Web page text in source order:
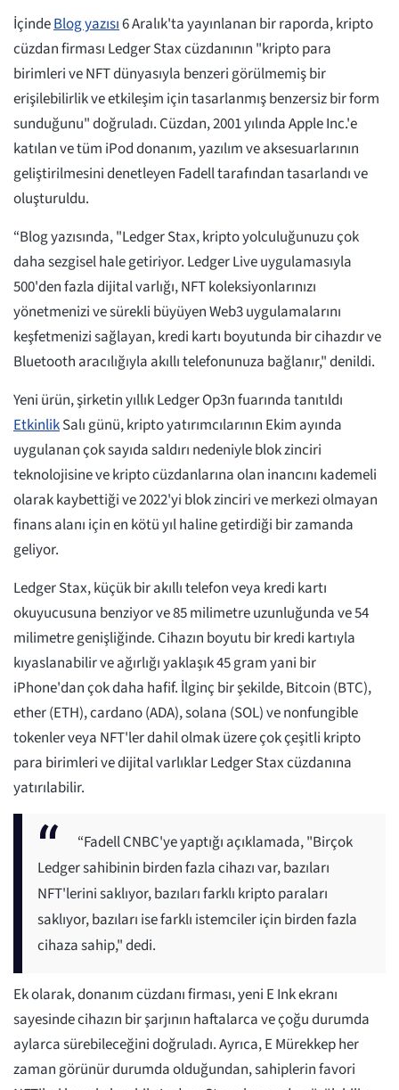
İçindeBlog yazısı6 Aralık'ta yayınlanan bir raporda, kripto
cüzdan firması Ledger Stax cüzdanının "kripto para
birimleri ve NFT dünyasıyla benzeri görülmemiş bir
erişilebilirlik ve etkileşim için tasarlanmış benzersiz bir form
sunduğunu" doğruladı. Cüzdan, 2001 yılında Apple Inc.'e
katılan ve tüm iPod donanım, yazılım ve aksesuarlarının
geliştirilmesini denetleyen Fadell tarafından tasarlandı ve
oluşturuldu.
“Blog yazısında, "Ledger Stax, kripto yolculuğunuzu çok
daha sezgisel hale getiriyor. Ledger Live uygulamasıyla
500'den fazla dijital varlığı, NFT koleksiyonlarınızı
yönetmenizi ve sürekli büyüyen Web3 uygulamalarını
keşfetmenizi sağlayan, kredi kartı boyutunda bir cihazdır ve
Bluetooth aracılığıyla akıllı telefonunuza bağlanır," denildi.
Yeni ürün, şirketin yıllık Ledger Op3n fuarında tanıtıldı
EtkinlikSalı günü, kripto yatırımcılarının Ekim ayında
uygulanan çok sayıda saldırı nedeniyle blok zinciri
teknolojisine ve kripto cüzdanlarına olan inancını kademeli
olarak kaybettiği ve 2022'yi blok zinciri ve merkezi olmayan
finans alanı için en kötü yıl haline getirdiği bir zamanda
geliyor.
Ledger Stax, küçük bir akıllı telefon veya kredi kartı
okuyucusuna benziyor ve 85 milimetre uzunluğunda ve 54
milimetre genişliğinde. Cihazın boyutu bir kredi kartıyla
kıyaslanabilir ve ağırlığı yaklaşık 45 gram yani bir
iPhone'dan çok daha hafif. İlginç bir şekilde, Bitcoin (BTC),
ether (ETH), cardano (ADA), solana (SOL) ve nonfungible
tokenler veya NFT'ler dahil olmak üzere çok çeşitli kripto
para birimleri ve dijital varlıklar Ledger Stax cüzdanına
yatırılabilir.
“Fadell CNBC'ye yaptığı açıklamada, "Birçok
Ledger sahibinin birden fazla cihazı var, bazıları
NFT'lerini saklıyor, bazıları farklı kripto paraları
saklıyor, bazıları ise farklı istemciler için birden fazla
cihaza sahip," dedi.
Ek olarak, donanım cüzdanı firması, yeni E Ink ekranı
sayesinde cihazın bir şarjının haftalarca ve çoğu durumda
aylarca sürebileceğini doğruladı. Ayrıca, E Mürekkep her
zaman görünür durumda olduğundan, sahiplerin favori